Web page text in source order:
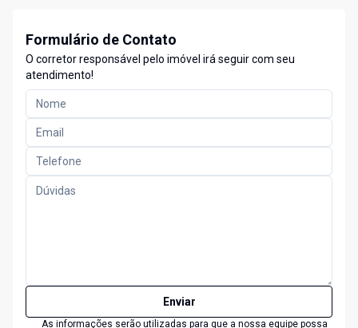
Formulário de Contato
O corretor responsável pelo imóvel irá seguir com seu
atendimento!
Enviar
As informações serão utilizadas para que a nossa equipe possa